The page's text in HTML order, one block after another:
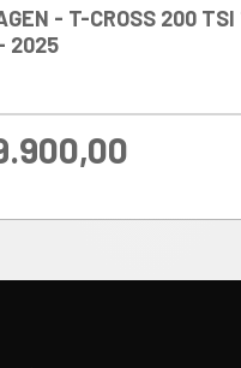
- T-CROSS 200 TSI 1.0
AUT. - 2025